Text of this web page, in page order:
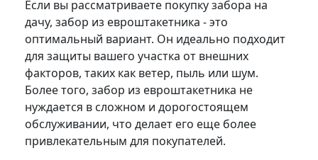
Если вы рассматриваете покупку забора на
дачу, забор из евроштакетника - это
оптимальный вариант. Он идеально подходит
для защиты вашего участка от внешних
факторов, таких как ветер, пыль или шум.
Более того, забор из евроштакетника не
нуждается в сложном и дорогостоящем
обслуживании, что делает его еще более
привлекательным для покупателей.